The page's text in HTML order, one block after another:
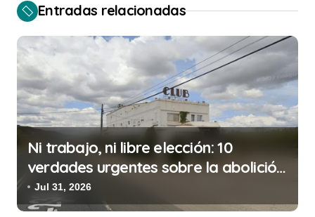
g
a
c
i
ó
n
d
e
e
Entradas relacionadas
Ni trabajo, ni libre elección: 10
verdades urgentes sobre la abolición
de la prostitución
Jul 31, 2026